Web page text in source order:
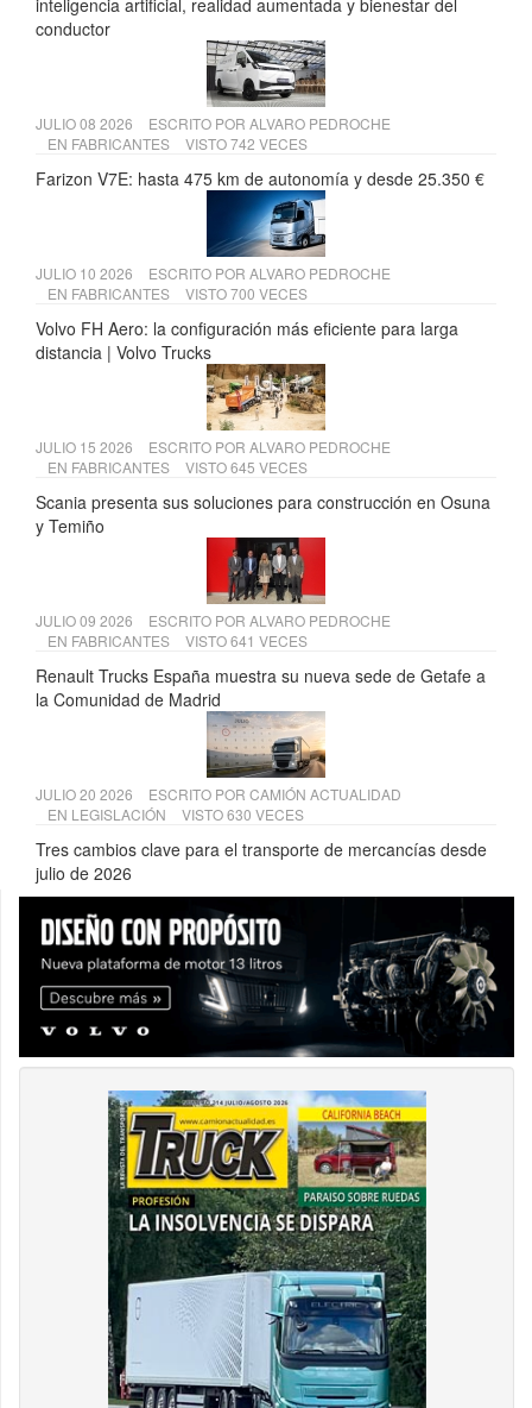
inteligencia artificial, realidad aumentada y bienestar del
conductor
JULIO 08 2026 ESCRITO POR ALVARO PEDROCHE
EN FABRICANTES VISTO 742 VECES
Farizon V7E: hasta 475 km de autonomía y desde 25.350 €
JULIO 10 2026 ESCRITO POR ALVARO PEDROCHE
EN FABRICANTES VISTO 700 VECES
Volvo FH Aero: la configuración más eficiente para larga
distancia | Volvo Trucks
JULIO 15 2026 ESCRITO POR ALVARO PEDROCHE
EN FABRICANTES VISTO 645 VECES
Scania presenta sus soluciones para construcción en Osuna
y Temiño
JULIO 09 2026 ESCRITO POR ALVARO PEDROCHE
EN FABRICANTES VISTO 641 VECES
Renault Trucks España muestra su nueva sede de Getafe a
la Comunidad de Madrid
JULIO 20 2026 ESCRITO POR CAMIÓN ACTUALIDAD
EN LEGISLACIÓN VISTO 630 VECES
Tres cambios clave para el transporte de mercancías desde
julio de 2026